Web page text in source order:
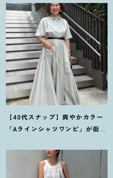
【40代スナップ】爽やかカラー
「Aラインシャツワンピ」が街で
さん